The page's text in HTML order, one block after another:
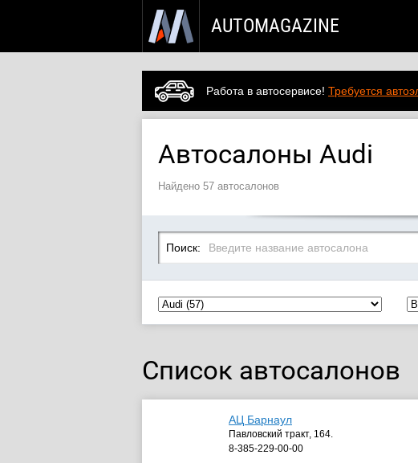
AUTOMAGAZINE
Работа в автосервисе! Требуется
Автосалоны Audi
Найдено 57 автосалонов
Поиск:
Список автосалонов
АЦ Барнаул
Павловский тракт, 164.
8-385-229-00-00